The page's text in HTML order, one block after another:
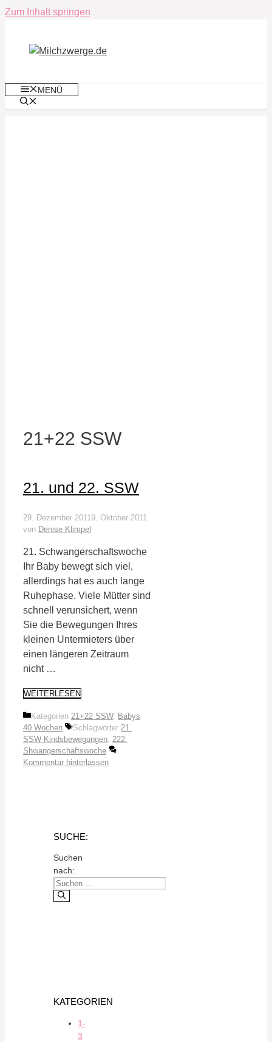
Zum Inhalt springen
MENÜ
21+22 SSW
21. und 22. SSW
29. Dezember 2011 9. Oktober 2011
von Denise Klimpel
21. Schwangerschaftswoche
Ihr Baby bewegt sich viel,
allerdings hat es auch lange
Ruhephase. Viele Mütter sind
schnell verunsichert, wenn
Sie die Bewegungen Ihres
kleinen Untermieters über
einen längeren Zeitraum
nicht …
WEITERLESEN
Kategorien 21+22 SSW, Babys
40 Wochen
Schlagwörter 21.
SSW Kindsbewegungen 222.
Shwangerschaftswoche
Kommentar hinterlassen
SUCHE:
Suchen
nach:
KATEGORIEN
1-
3